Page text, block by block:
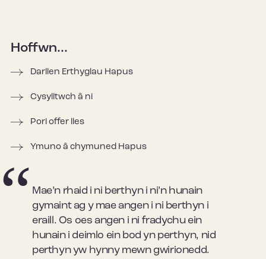
Hoffwn...
Darllen Erthyglau Hapus
Cysylltwch â ni
Pori offer lles
Ymuno â chymuned Hapus
Mae’n rhaid i ni berthyn i ni’n hunain
gymaint ag y mae angen i ni berthyn i
eraill. Os oes angen i ni fradychu ein
hunain i deimlo ein bod yn perthyn, nid
perthyn yw hynny mewn gwirionedd.